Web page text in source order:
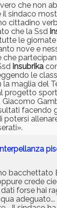
che non
sindaco
cittadino
che la Ssd
le
nove e
insubrika
le
la maglia del
progetto
Giacomo
facendo
crede
forse hai